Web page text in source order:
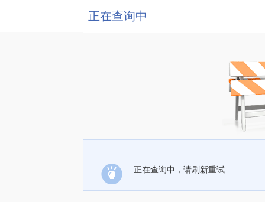
正在查询中
正在查询中，请刷新重试